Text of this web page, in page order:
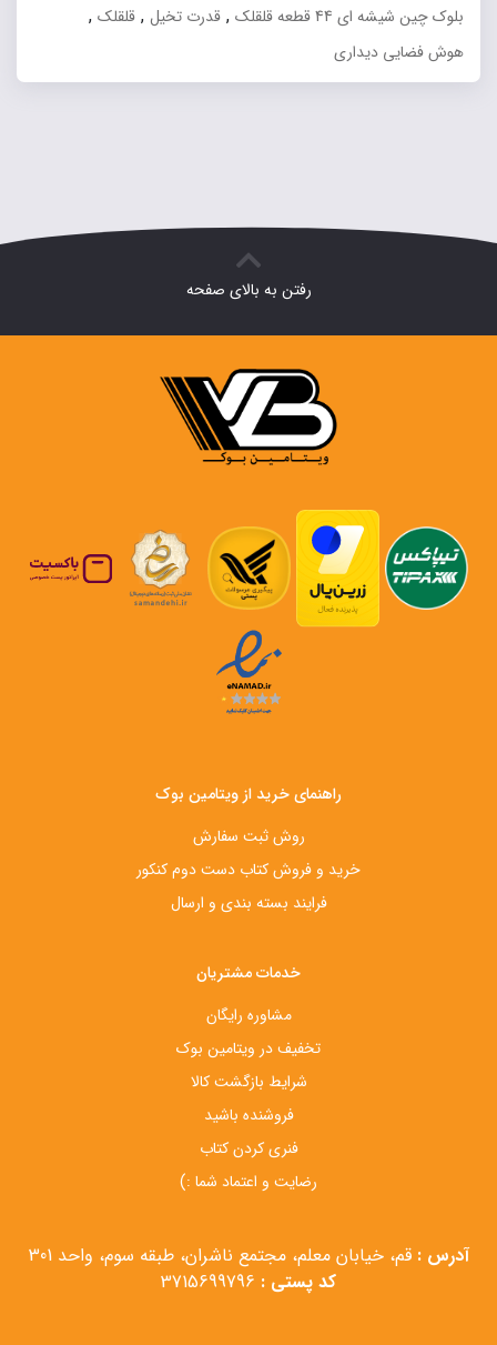
بلوک چین شیشه ای 44 قطعه قلقلک , قدرت تخیل , قلقلک ,
هوش فضایی دیداری
رفتن به بالای صفحه
راهنمای خرید از ویتامین بوک
روش ثبت سفارش
خرید و فروش کتاب دست‌ دوم کنکور
فرایند بسته بندی و ارسال
خدمات مشتریان
مشاوره رایگان
تخفیف در ویتامین بوک
شرایط بازگشت کالا
فروشنده باشید
فنری کردن کتاب
رضایت و اعتماد شما :)
آدرس : قم، خیابان معلم، مجتمع ناشران، طبقه سوم، واحد 301
کد پستی :